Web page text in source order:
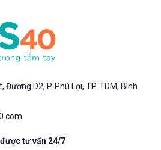
D2, P. Phú Lợi, TP. TDM, Bình
tư vấn 24/7